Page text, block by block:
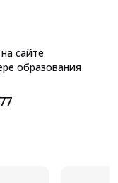
сайте
образования